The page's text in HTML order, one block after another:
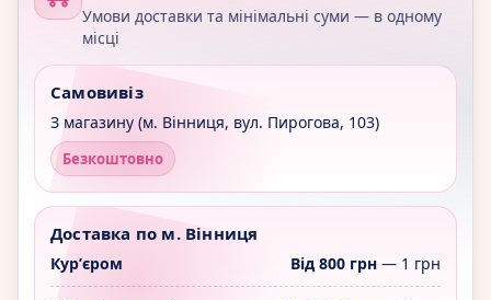
Умови доставки та мінімальні суми — в одному
місці
Самовивіз
З магазину (м. Вінниця, вул. Пирогова, 103)
Безкоштовно
Доставка по м. Вінниця
Курʼєром Від 800 грн— 1 грн